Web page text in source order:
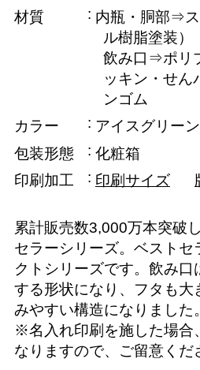
材質
内瓶・胴部⇒ス
ル樹脂塗装
飲み口⇒ポリ
ッキン・せ
ンゴム
カラー
アイスグリーン
包装形態
化粧箱
印刷加工
印刷サイズ
累計販売数3,000万本突破
セラーシリーズ。ベストセ
クトシリーズです。飲み口
する形状になり、フタも大
みやすい構造になりました。
※名入れ印刷を施した場合
なりますので、ご留意くだ